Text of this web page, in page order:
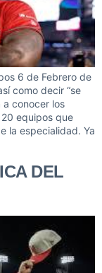
6 de Febrero de
como decir “se
a conocer los
equipos que
la especialidad. Ya
DEL